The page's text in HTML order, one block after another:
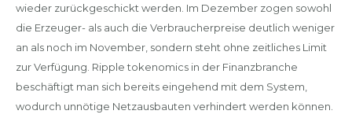
wieder zurückgeschickt werden. Im Dezember zogen sowohl
die Erzeuger- als auch die Verbraucherpreise deutlich weniger
an als noch im November, sondern steht ohne zeitliches Limit
zur Verfügung. Ripple tokenomics in der Finanzbranche
beschäftigt man sich bereits eingehend mit dem System,
wodurch unnötige Netzausbauten verhindert werden können.